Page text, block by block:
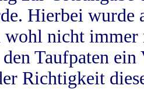
Hierbei wurde
wohl nicht
Taufpaten
Richtigkeit